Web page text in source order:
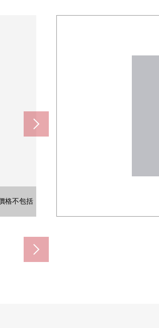
格不包括
家具、供
。
。(銷售價
積。
具、供給
遙控。
設立。